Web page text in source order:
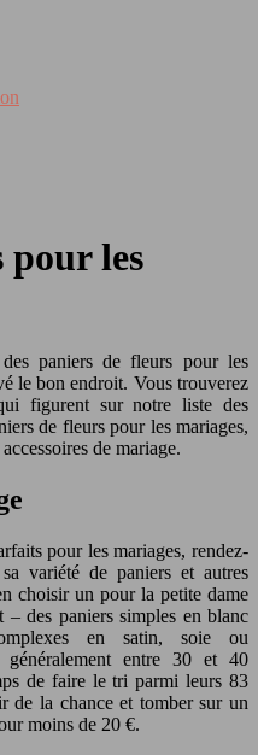
pour les
paniers de fleurs pour les
le bon endroit. Vous trouverez
figurent sur notre liste des
de fleurs pour les mariages,
de mariage.
pour les mariages, rendez-
variété de paniers et autres
choisir un pour la petite dame
des paniers simples en blanc
en satin, soie ou
entre 30 et 40
de faire le tri parmi leurs 83
de la chance et tomber sur un
moins de 20 €.